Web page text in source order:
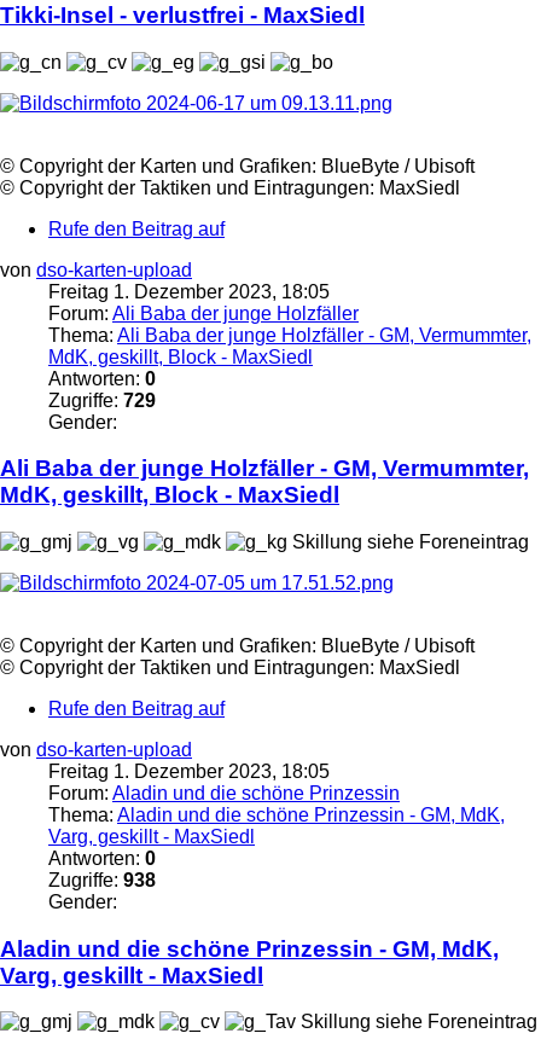
Tikki-Insel - verlustfrei - MaxSiedl
©️ Copyright der Karten und Grafiken: BlueByte / Ubisoft
©️ Copyright der Taktiken und Eintragungen: MaxSiedl
Rufe den Beitrag auf
von dso-karten-upload
Freitag 1. Dezember 2023, 18:05
Forum: Ali Baba der junge Holzfäller
Thema: Ali Baba der junge Holzfäller - GM, Vermummter,
MdK, geskillt, Block - MaxSiedl
Antworten: 0
Zugriffe: 729
Gender:
Ali Baba der junge Holzfäller - GM, Vermummter,
MdK, geskillt, Block - MaxSiedl
Skillung siehe Foreneintrag
©️ Copyright der Karten und Grafiken: BlueByte / Ubisoft
©️ Copyright der Taktiken und Eintragungen: MaxSiedl
Rufe den Beitrag auf
von dso-karten-upload
Freitag 1. Dezember 2023, 18:05
Forum: Aladin und die schöne Prinzessin
Thema: Aladin und die schöne Prinzessin - GM, MdK,
Varg, geskillt - MaxSiedl
Antworten: 0
Zugriffe: 938
Gender:
Aladin und die schöne Prinzessin - GM, MdK,
Varg, geskillt - MaxSiedl
Skillung siehe Foreneintrag